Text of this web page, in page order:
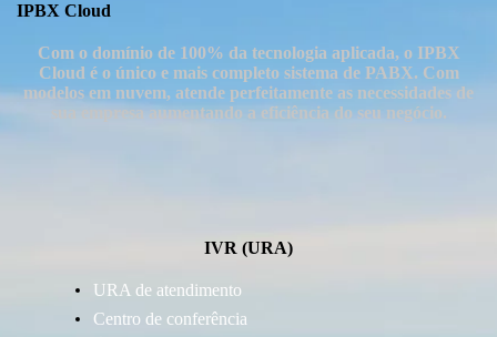
IPBX Cloud
Com o domínio de 100% da tecnologia aplicada, o IPBX
Cloud é o único e mais completo sistema de PABX. Com
modelos em nuvem, atende perfeitamente as necessidades de
sua empresa aumentando a eficiência do seu negócio.
IVR (URA)
URA de atendimento
Centro de conferência